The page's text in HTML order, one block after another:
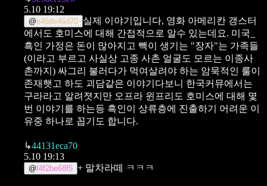
5.10 19:12
@e45de46d70 실제 이야기입니다, 영화 아메리칸 갱스터
에서도 호미스에 대해 간접적으로 알수 있는데요. 미국_
흑인 가정은 돈이 많아지고 빽이 생기는 "장자"는 가족들
(이라고 부르고 사실상 고종 사촌 얼굴도 모르는 이종사
촌까지) 싸그리 불러다가 먹여살려야 하는 암묵적인 룰이
존재햇고 하도 괴담같은 이야기다보니 한국커뮤에서는
구라라고 알려졋지만 오프라 윈프리도 호미스에 대해 몇
번 이야기를 하는등 흑인이 상류층에 진출하기 어려운 이
유중 하나로 꼽기도 합니다.
↳44131eca70
5.10 19:13
@f4f2be68f5 + 말차라떼 ㅋㅋㅋ